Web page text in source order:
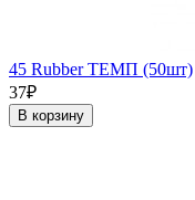
45 Rubber ТЕМП (50шт)
37₽
В корзину